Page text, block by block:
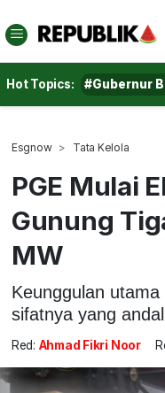
Hot Topics: #Gubernur
Esgnow Tata Kelola
PGE Mulai
Gunung
MW
Keunggulan
sifatnya yang
Red: Ahmad Fikri Noor